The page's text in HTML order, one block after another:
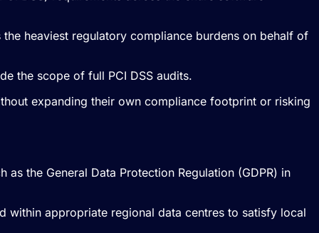
heaviest regulatory compliance burdens on behalf of
the scope of full PCI DSS audits.
expanding their own compliance footprint or risking
the General Data Protection Regulation (GDPR) in
within appropriate regional data centres to satisfy local